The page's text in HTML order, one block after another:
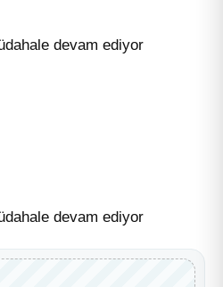
devam ediyor
devam ediyor